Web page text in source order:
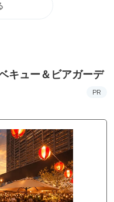
キュー＆ビアガーデ
PR